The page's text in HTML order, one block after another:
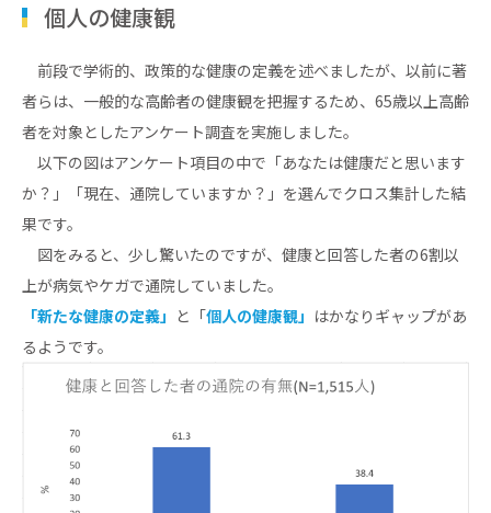
個人の健康観
前段で学術的、政策的な健康の定義を述べましたが、以前に著
者らは、一般的な高齢者の健康観を把握するため、65歳以上高齢
者を対象としたアンケート調査を実施しました。
以下の図はアンケート項目の中で「あなたは健康だと思います
か？」「現在、通院していますか？」を選んでクロス集計した結
果です。
図をみると、少し驚いたのですが、健康と回答した者の6割以
上が病気やケガで通院していました。
「新たな健康の定義」 と「個人の健康観」 はかなりギャップがあ
るようです。